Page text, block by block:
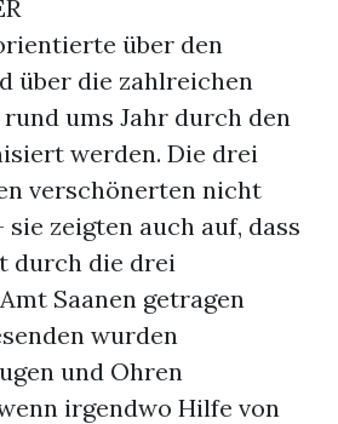
über den
über die zahlreichen
ums Jahr durch den
werden. Die drei
verschönerten nicht
sie zeigten auch auf, dass
durch die drei
Saanen getragen
wurden
und Ohren
irgendwo Hilfe von